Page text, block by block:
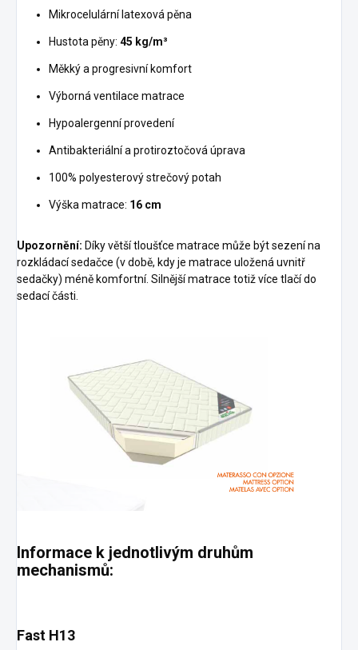
Mikrocelulární latexová pěna
Hustota pěny: 45 kg/m³
Měkký a progresivní komfort
Výborná ventilace matrace
Hypoalergenní provedení
Antibakteriální a protiroztočová úprava
100% polyesterový strečový potah
Výška matrace: 16 cm
Upozornění: Díky větší tloušťce matrace může být sezení na
rozkládací sedačce (v době, kdy je matrace uložená uvnitř
sedačky) méně komfortní. Silnější matrace totiž více tlačí do
sedací části.
Informace k jednotlivým druhům
mechanismů:
Fast H13